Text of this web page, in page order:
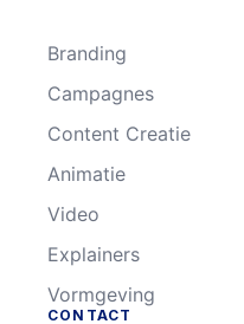
Branding
Campagnes
Content Creatie
Animatie
Video
Explainers
Vormgeving
CONTACT